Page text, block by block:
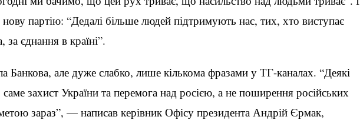
партію: “Дедалі більше людей підтримують нас, тих, хто виступає
за єднання в країні”.
Банкова, але дуже слабко, лише кількома фразами у ТГ-каналах. “Деякі
захист України та перемога над росією, а не поширення російських
зараз”, — написав керівник Офісу президента Андрій Єрмак,